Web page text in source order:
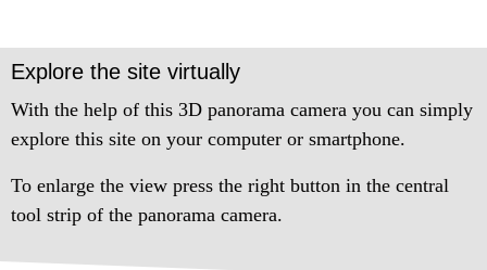
Explore the site virtually
With the help of this 3D panorama camera you can simply
explore this site on your computer or smartphone.
To enlarge the view press the right button in the central
tool strip of the panorama camera.